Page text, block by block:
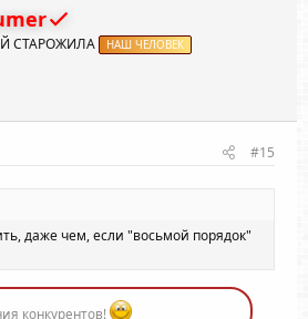
СТАРОЖИЛА НАШ ЧЕЛОВЕК
#15
даже чем, если "восьмой порядок"
конкурентов!